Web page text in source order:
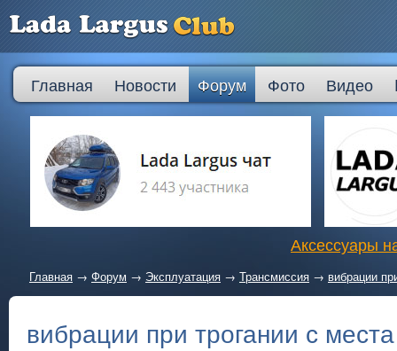
Главная Новости Форум Фото Видео
Аксессуары
Главная → Форум → Эксплуатация → Трансмиссия → вибрации
вибрации при трогании с места